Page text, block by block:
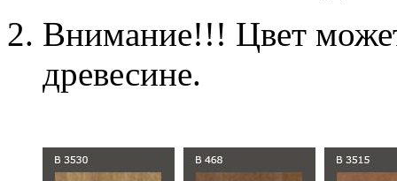
Внимание!!! Цвет
древесине.